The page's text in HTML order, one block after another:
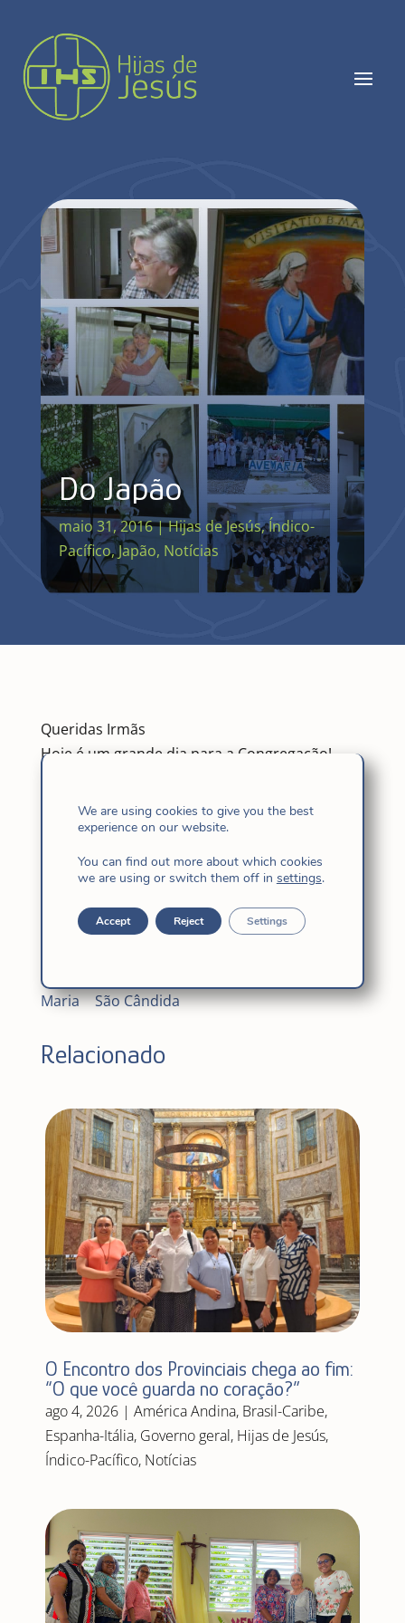
Do Japão
maio 31, 2016|Hijas de Jesús,Índico-
Pacífico,Japão, Notícias
Queridas Irmãs
Hoje é um grande dia para a Congregação!
nossa Madre Fundadora, Santa Cândida Maria
de Jesus. Celebramos a vida – a grandeza
e do mundo. Nós, Filhas de Jesus de hoje,
humildade…
Maria|São Cândida
Relacionado
O Encontro dos Provinciais chega ao fim:
“O que você guarda no coração?”
ago 4, 2026| América Andina, Brasil-Caribe,
Espanha-Itália, Governo geral, Hijas de Jesús,
Índico-Pacífico, Notícias
We are using cookies to give you the best
experience on our website.
You can find out more about which cookies
we are using or switch them off in settings.
Accept Reject Settings